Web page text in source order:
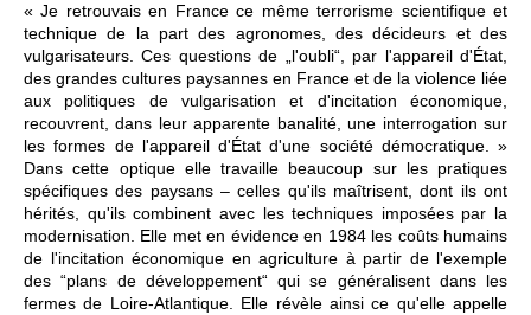
« Je retrouvais en France ce même terrorisme scientifique et
technique de la part des agronomes, des décideurs et des
vulgarisateurs. Ces questions de „l'oubli“, par l'appareil d'État,
des grandes cultures paysannes en France et de la violence liée
aux politiques de vulgarisation et d'incitation économique,
recouvrent, dans leur apparente banalité, une interrogation sur
les formes de l'appareil d'État d'une société démocratique. »
Dans cette optique elle travaille beaucoup sur les pratiques
spécifiques des paysans – celles qu'ils maîtrisent, dont ils ont
hérités, qu'ils combinent avec les techniques imposées par la
modernisation. Elle met en évidence en 1984 les coûts humains
de l'incitation économique en agriculture à partir de l'exemple
des “plans de développement“ qui se généralisent dans les
fermes de Loire-Atlantique. Elle révèle ainsi ce qu'elle appelle